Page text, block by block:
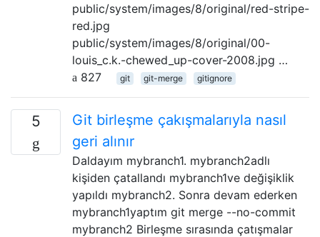
public/system/images/8/original/red-stripe-
red.jpg
public/system/images/8/original/00-
louis_c.k.-chewed_up-cover-2008.jpg …
827
git git-merge gitignore
5
Git birleşme çakışmalarıyla nasıl
geri alınır
Daldayım mybranch1. mybranch2adlı
kişiden çatallandı mybranch1ve değişiklik
yapıldı mybranch2. Sonra devam ederken
mybranch1yaptım git merge --no-commit
mybranch2 Birleşme sırasında çatışmalar